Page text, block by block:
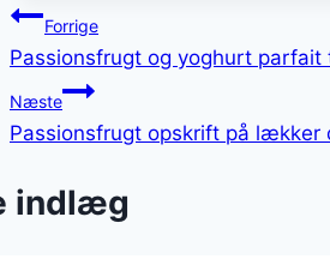
Indlægsnavigation
Forrige
Passionsfrugt og yoghurt parfait
Næste
Passionsfrugt opskrift på lækker
indlæg